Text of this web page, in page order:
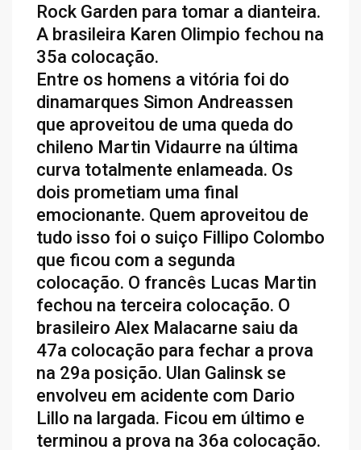
Rock Garden para tomar a dianteira.
A brasileira Karen Olimpio fechou na
35a colocação.
Entre os homens a vitória foi do
dinamarques Simon Andreassen
que aproveitou de uma queda do
chileno Martin Vidaurre na última
curva totalmente enlameada. Os
dois prometiam uma final
emocionante. Quem aproveitou de
tudo isso foi o suiço Fillipo Colombo
que ficou com a segunda
colocação. O francês Lucas Martin
fechou na terceira colocação. O
brasileiro Alex Malacarne saiu da
47a colocação para fechar a prova
na 29a posição. Ulan Galinsk se
envolveu em acidente com Dario
Lillo na largada. Ficou em último e
terminou a prova na 36a colocação.